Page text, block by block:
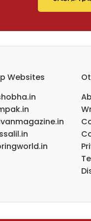
Websites